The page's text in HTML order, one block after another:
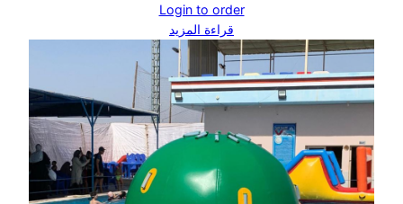
Login to order
قراءة المزيد